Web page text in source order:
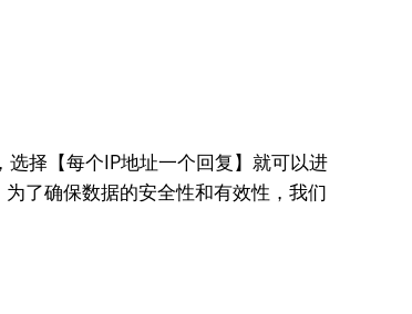
择【每个IP地址一个回复】就可以进
了确保数据的安全性和有效性，我们